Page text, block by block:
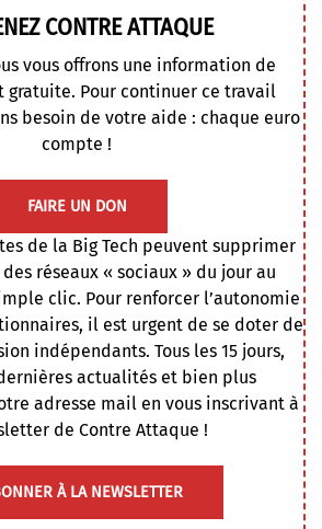
CONTRE ATTAQUE
vous offrons une information de
Pour continuer ce travail
besoin de votre aide : chaque euro
compte !
FAIRE UN DON
de la Big Tech peuvent supprimer
réseaux « sociaux » du jour au
clic. Pour renforcer l’autonomie
il est urgent de se doter de
indépendants. Tous les 15 jours,
actualités et bien plus
adresse mail en vous inscrivant à
de Contre Attaque !
À LA NEWSLETTER